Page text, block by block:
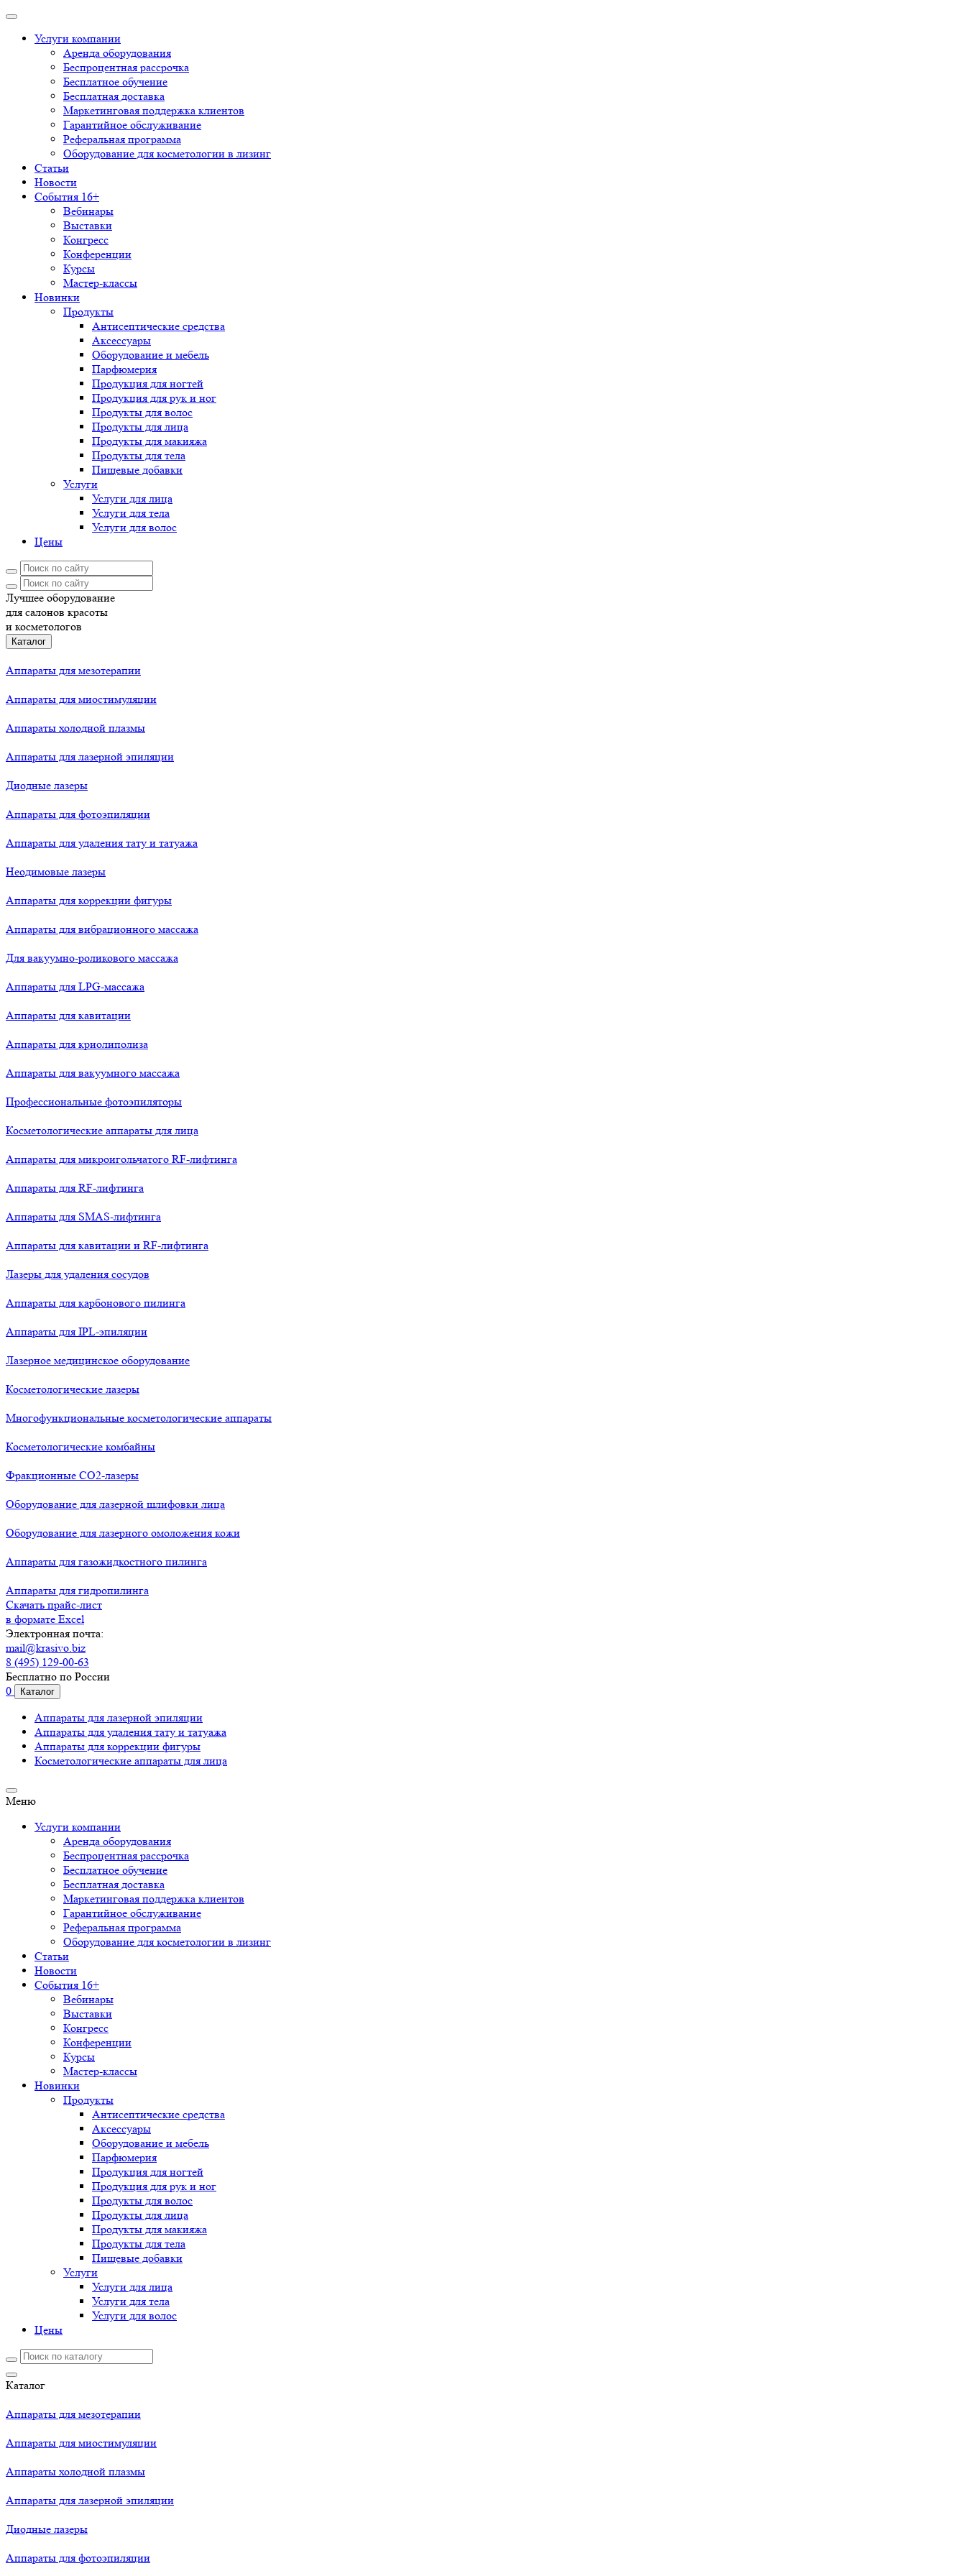
Услуги компании
Аренда оборудования
Беспроцентная рассрочка
Бесплатное обучение
Бесплатная доставка
Маркетинговая поддержка клиентов
Гарантийное обслуживание
Реферальная программа
Оборудование для косметологии в лизинг
Статьи
Новости
События 16+
Вебинары
Выставки
Конгресс
Конференции
Курсы
Мастер-классы
Новинки
Продукты
Антисептические средства
Аксессуары
Оборудование и мебель
Парфюмерия
Продукция для ногтей
Продукция для рук и ног
Продукты для волос
Продукты для лица
Продукты для макияжа
Продукты для тела
Пищевые добавки
Услуги
Услуги для лица
Услуги для тела
Услуги для волос
Цены
Лучшее оборудование
для салонов красоты
и косметологов
Каталог
Аппараты для мезотерапии
Аппараты для миостимуляции
Аппараты холодной плазмы
Аппараты для лазерной эпиляции
Диодные лазеры
Аппараты для фотоэпиляции
Аппараты для удаления тату и татуажа
Неодимовые лазеры
Аппараты для коррекции фигуры
Аппараты для вибрационного массажа
Для вакуумно-роликового массажа
Аппараты для LPG-массажа
Аппараты для кавитации
Аппараты для криолиполиза
Аппараты для вакуумного массажа
Профессиональные фотоэпиляторы
Косметологические аппараты для лица
Аппараты для микроигольчатого RF-лифтинга
Аппараты для RF-лифтинга
Аппараты для SMAS-лифтинга
Аппараты для кавитации и RF-лифтинга
Лазеры для удаления сосудов
Аппараты для карбонового пилинга
Аппараты для IPL-эпиляции
Лазерное медицинское оборудование
Косметологические лазеры
Многофункциональные косметологические аппараты
Косметологические комбайны
Фракционные СО2-лазеры
Оборудование для лазерной шлифовки лица
Оборудование для лазерного омоложения кожи
Аппараты для газожидкостного пилинга
Аппараты для гидропилинга
Скачать прайс-лист
в формате Excel
Электронная почта:
mail@krasivo.biz
8 (495) 129-00-63
Бесплатно по России
0
Каталог
Аппараты для лазерной эпиляции
Аппараты для удаления тату и татуажа
Аппараты для коррекции фигуры
Косметологические аппараты для лица
Меню
Услуги компании
Аренда оборудования
Беспроцентная рассрочка
Бесплатное обучение
Бесплатная доставка
Маркетинговая поддержка клиентов
Гарантийное обслуживание
Реферальная программа
Оборудование для косметологии в лизинг
Статьи
Новости
События 16+
Вебинары
Выставки
Конгресс
Конференции
Курсы
Мастер-классы
Новинки
Продукты
Антисептические средства
Аксессуары
Оборудование и мебель
Парфюмерия
Продукция для ногтей
Продукция для рук и ног
Продукты для волос
Продукты для лица
Продукты для макияжа
Продукты для тела
Пищевые добавки
Услуги
Услуги для лица
Услуги для тела
Услуги для волос
Цены
Каталог
Аппараты для мезотерапии
Аппараты для миостимуляции
Аппараты холодной плазмы
Аппараты для лазерной эпиляции
Диодные лазеры
Аппараты для фотоэпиляции